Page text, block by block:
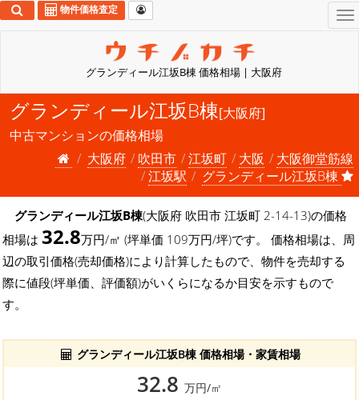
グランディール江坂B棟 価格相場 | 大阪府
物件価格査定
グランディール江坂B棟[大阪府]
中古マンションの価格相場
大阪府
吹田市 江坂町 大阪
大阪御堂筋線
江坂駅
グランディール江坂B棟
グランディール江坂B棟(大阪府 吹田市 江坂町 2-14-13)の価格
相場は 32.8万円/㎡ (坪単価 109万円/坪)です。 価格相場は、周
辺の取引価格(売却価格)により計算したもので、物件を売却する
際に値段(坪単価、評価額)がいくらになるか目安を示すもので
す。
グランディール江坂B棟 価格相場・家賃相場
32.8 万円/㎡